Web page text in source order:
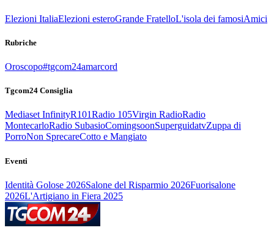
Elezioni ItaliaElezioni esteroGrande FratelloL'isola dei famosiAmici
Rubriche
Oroscopo#tgcom24amarcord
Tgcom24 Consiglia
Mediaset InfinityR101Radio 105Virgin RadioRadio
MontecarloRadio SubasioComingsoonSuperguidatvZuppa di
PorroNon SprecareCotto e Mangiato
Eventi
Identità Golose 2026Salone del Risparmio 2026Fuorisalone
2026L'Artigiano in Fiera 2025